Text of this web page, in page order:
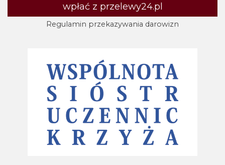
wpłać z przelewy24.pl
Regulamin przekazywania darowizn